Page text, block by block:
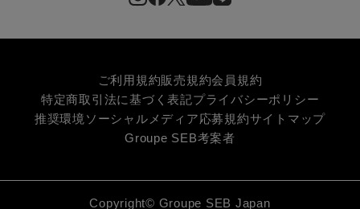
ご利用規約販売規約会員規約
特定商取引法に基づく表記プライバシーポリシー
推奨環境 ソーシャルメディア応募規約サイトマップ
Groupe SEB考案者
Copyright© Groupe SEB Japan